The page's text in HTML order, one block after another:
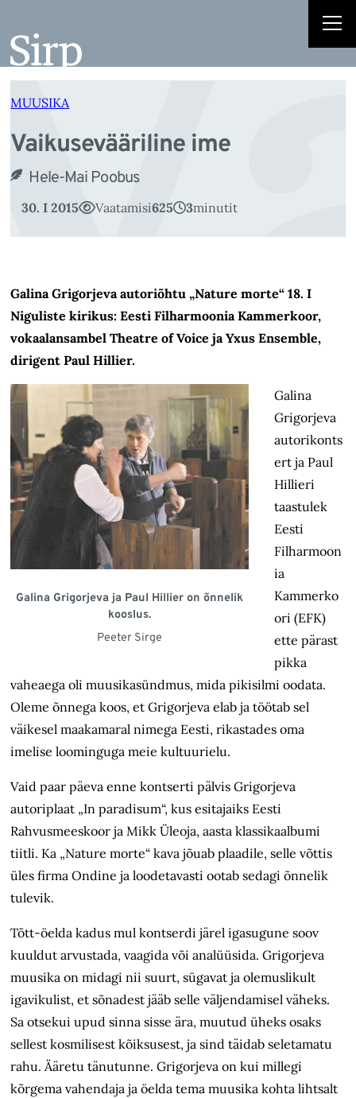
juurde
MUUSIKA
Vaikusevääriline ime
Hele-Mai Poobus
30. I 2015 Vaatamisi625 3minutit
Galina Grigorjeva autoriõhtu „Nature morte“ 18. I
Niguliste kirikus: Eesti Filharmoonia Kammerkoor,
vokaalansambel Theatre of Voice ja Yxus Ensemble,
dirigent Paul Hillier.
Galina Grigorjeva ja Paul Hillier on õnnelik
kooslus.
Peeter Sirge
Galina
Grigorjeva
autorikonts
ert ja Paul
Hillieri
taastulek
Eesti
Filharmoon
ia
Kammerko
ori (EFK)
ette pärast
pikka
vaheaega oli muusikasündmus, mida pikisilmi oodata.
Oleme õnnega koos, et Grigorjeva elab ja töötab sel
väikesel maakamaral nimega Eesti, rikastades oma
imelise loominguga meie kultuuri­elu.
Vaid paar päeva enne kontserti pälvis Grigorjeva
autoriplaat „In paradisum“, kus esitajaiks Eesti
Rahvusmeeskoor ja Mikk Üleoja, aasta klassikaalbumi
tiitli. Ka „Nature morte“ kava jõuab plaadile, selle võttis
üles firma Ondine ja loodetavasti ootab sedagi õnnelik
tulevik.
Tõtt-öelda kadus mul kontserdi järel igasugune soov
kuuldut arvustada, vaagida või analüüsida. Grigorjeva
muusika on midagi nii suurt, sügavat ja olemuslikult
igavikulist, et sõnadest jääb selle väljendamisel väheks.
Sa otsekui upud sinna sisse ära, muutud üheks osaks
sellest kosmilisest kõiksusest, ja sind täidab seletamatu
rahu. Ääretu tänutunne. Grigorjeva on kui millegi
kõrgema vahendaja ja öelda tema muusika kohta lihtsalt